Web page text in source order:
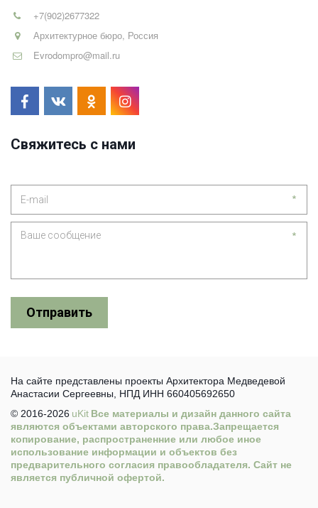
+7(902)2677322
Архитектурное бюро, Россия
Evrodompro@mail.ru
Свяжитесь с нами
*
*
Отправить
На сайте представлены проекты Архитектора Медведевой
Анастасии Сергеевны, НПД ИНН 660405692650
© 2016-2026 uKit Все материалы и дизайн данного сайта
являются объектами авторского права.Запрещается
копирование, распространенние или любое иное
использование информации и объектов без
предварительного согласия правообладателя. Сайт не
является публичной офертой.